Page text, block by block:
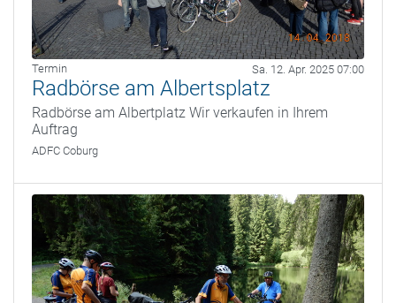
Termin Sa. 12. Apr. 2025 07:00
Radbörse am Albertsplatz
Radbörse am Albertplatz Wir verkaufen in Ihrem
Auftrag
ADFC Coburg